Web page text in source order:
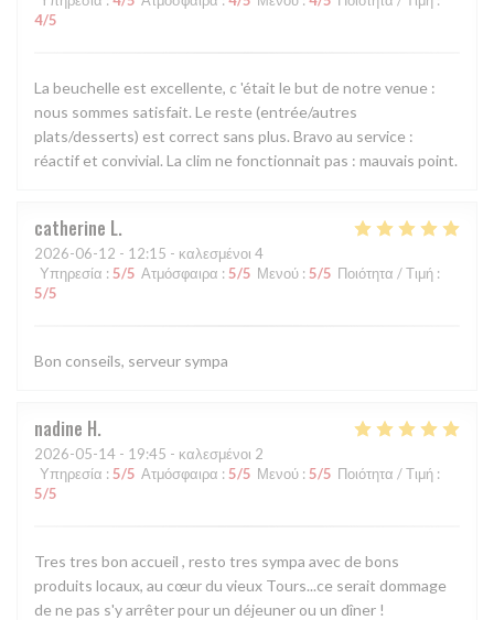
4/5
La beuchelle est excellente, c 'était le but de notre venue :
nous sommes satisfait. Le reste (entrée/autres
plats/desserts) est correct sans plus. Bravo au service :
réactif et convivial. La clim ne fonctionnait pas : mauvais point.
catherine L
2026-06-12 - 12:15 - καλεσμένοι 4
Υπηρεσία : 5/5 Ατμόσφαιρα : 5/5 Μενού : 5/5 Ποιότητα / Τιμή :
5/5
Bon conseils, serveur sympa
nadine H
2026-05-14 - 19:45 - καλεσμένοι 2
Υπηρεσία : 5/5 Ατμόσφαιρα : 5/5 Μενού : 5/5 Ποιότητα / Τιμή :
5/5
Tres tres bon accueil , resto tres sympa avec de bons
produits locaux, au cœur du vieux Tours...ce serait dommage
de ne pas s'y arrêter pour un déjeuner ou un dîner !